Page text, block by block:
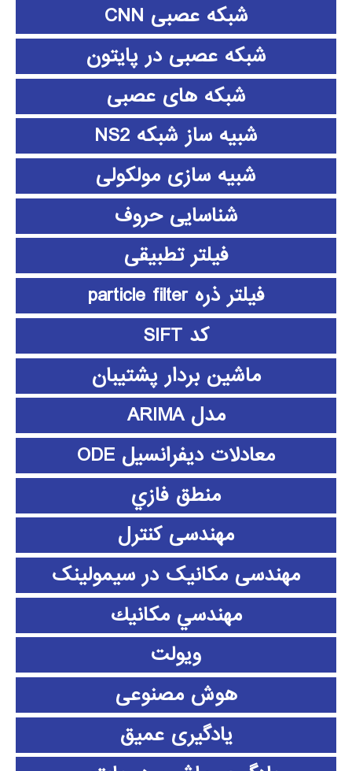
شبکه عصبی CNN
شبکه عصبی در پایتون
شبکه های عصبی
شبیه ساز شبکه NS2
شبیه سازی مولکولی
شناسایی حروف
فیلتر تطبیقی
فیلتر ذره particle filter
کد SIFT
ماشین بردار پشتیبان
مدل ARIMA
معادلات دیفرانسیل ODE
منطق فازي
مهندسی کنترل
مهندسی مکانیک در سیمولینک
مهندسي مكانيك
ویولت
هوش مصنوعی
یادگیری عمیق